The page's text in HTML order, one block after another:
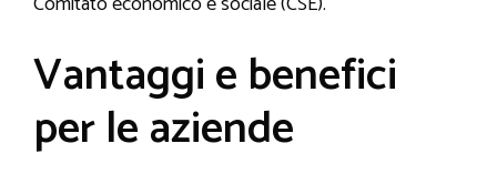
Vantaggi e benefici
per le aziende